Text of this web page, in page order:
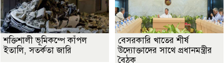
শক্তিশালী ভূমিকম্পে কাঁপল
ইতালি, সতর্কতা জারি
বেসরকারি খাতের শীর্ষ
উদ্যোক্তাদের সাথে প্রধানমন্ত্রীর
বৈঠক